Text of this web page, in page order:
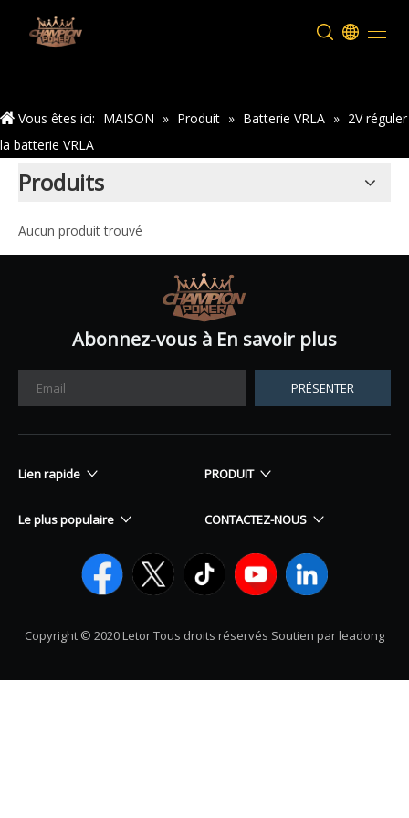
Vous êtes ici: MAISON » Produit » Batterie VRLA » 2V réguler
la batterie VRLA
Produits
Aucun produit trouvé
Abonnez-vous à En savoir plus
PRÉSENTER
Lien rapide PRODUIT
Le plus populaire CONTACTEZ-NOUS
Copyright © 2020 Letor Tous droits réservés Soutien par leadong